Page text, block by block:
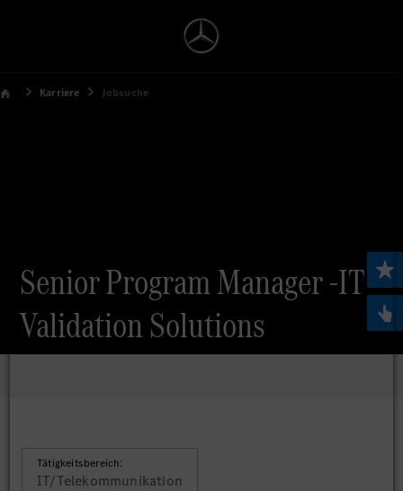
Karriere Jobsuche
Senior Program Manager -IT
Validation Solutions
Tätigkeitsbereich:
IT/Telekommunikation